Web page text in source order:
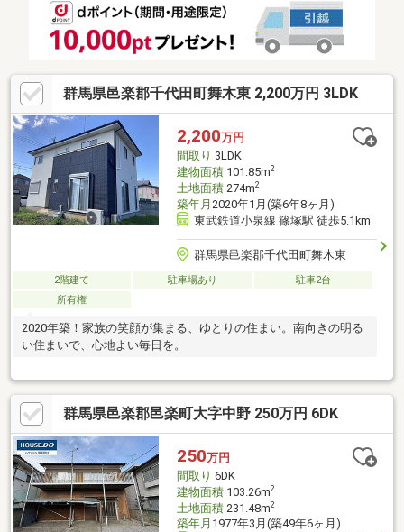
群馬県邑楽郡千代田町舞木東 2,200万円 3LDK
2,200万円
間取り 3LDK
建物面積101.85m2
土地面積274m2
築年月 2020年1月(築6年8ヶ月)
東武鉄道小泉線 篠塚駅 徒歩5.1km
群馬県邑楽郡千代田町舞木東
2階建て 駐車場あり
駐車2台
所有権
2020年築！家族の笑顔が集まる、ゆとりの住まい。南向きの明る
い住まいで、心地よい毎日を。
群馬県邑楽郡邑楽町大字中野 250万円 6DK
250万円
間取り 6DK
建物面積103.26m2
土地面積231.48m2
築年月 1977年3月(築49年6ヶ月)